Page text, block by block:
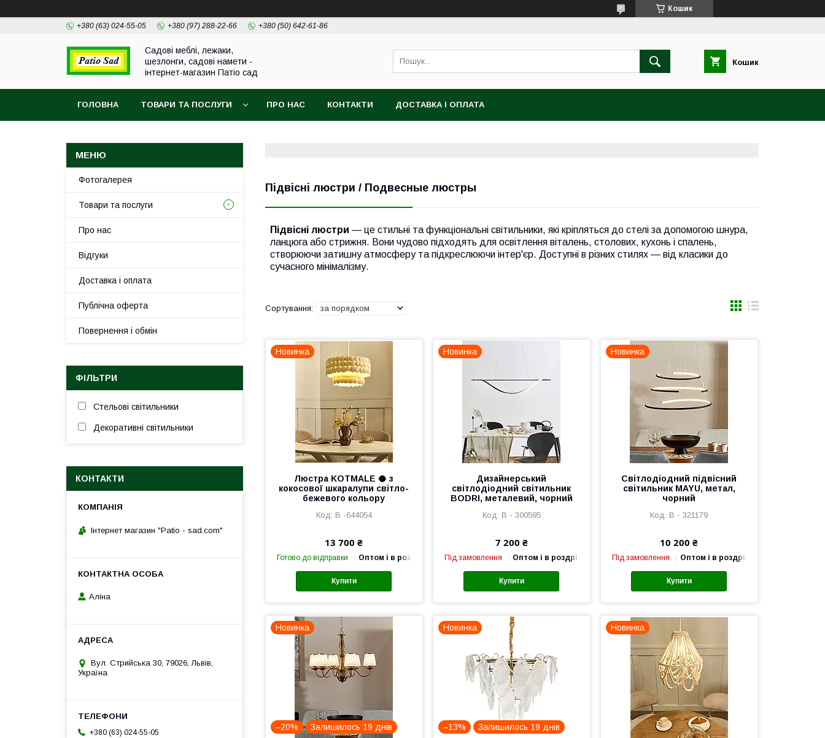
Кошик
+380 (63) 024-55-05 +380 (97) 288-22-66 +380 (50) 642-61-86
Садові меблі, лежаки,
шезлонги, садові намети -
інтернет-магазин Патіо сад
Кошик
ГОЛОВНА ТОВАРИ ТА ПОСЛУГИ ПРО НАС КОНТАКТИ ДОСТАВКА І ОПЛАТА
Підвісні люстри / Подвесные люстры
Підвісні люстри — це стильні та функціональні світильники, які кріпляться до стелі за допомогою шнура,
ланцюга або стрижня. Вони чудово підходять для освітлення віталень, столових, кухонь і спалень,
створюючи затишну атмосферу та підкреслюючи інтер'єр. Доступні в різних стилях — від класики до
сучасного мінімалізму.
Новинка
Люстра KOTMALE 🥥 з
кокосової шкаралупи світло-
бежевого кольору
В -644054
13 700 ₴
Готово до відправки Оптом і в роздріб
Купити
Новинка
Дизайнерський
світлодіодний світильник
BODRI, металевий, чорний
В - 300595
7 200 ₴
Під замовлення Оптом і в роздріб
Купити
Новинка
Світлодіодний підвісний
світильник MAYU, метал,
чорний
В - 321179
10 200 ₴
Під замовлення Оптом і в роздріб
Купити
Новинка
–20% Залишилось 19 днів
Новинка
–13% Залишилось 19 днів
Новинка
Фотогалерея
Товари та послуги
Про нас
Відгуки
Доставка і оплата
Публічна оферта
Повернення і обмін
ФІЛЬТРИ
Стельові світильники
Декоративні світильники
КОНТАКТИ
Інтернет магазин "Patio - sad.com"
Аліна
Вул. Стрийська 30, 79026, Львів,
Україна
+380 (63) 024-55-05